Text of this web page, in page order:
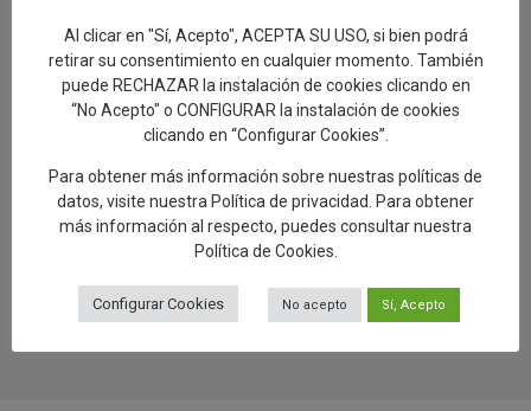
Artesanía avanza “El Viaje del Barro.
Regreso a Los Alfares», una muestra sobre
el proceso de creación de la cerámica
talaverana
La semana de las Santas Alfareras 2026
cierra sus actividades con una ruta turística
por los murales, el patrimonio y el Museo
20.07.2026
Al clicar en "Sí, Acepto", ACEPTA SU USO, si bien podrá
retirar su consentimiento en cualquier momento. También
puede RECHAZAR la instalación de cookies clicando en
“No Acepto" o CONFIGURAR la instalación de cookies
clicando en “Configurar Cookies”.
Para obtener más información sobre nuestras políticas de
datos, visite nuestra Política de privacidad. Para obtener
más información al respecto, puedes consultar nuestra
Política de Cookies.
Configurar Cookies No acepto Sí, Acepto